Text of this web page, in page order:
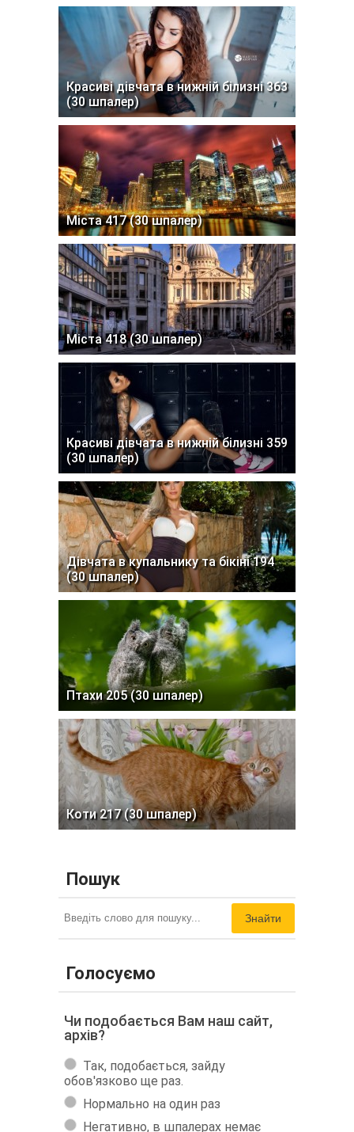
Красиві дівчата в нижній білизні 363
(30 шпалер)
Міста 417 (30 шпалер)
Міста 418 (30 шпалер)
Красиві дівчата в нижній білизні 359
(30 шпалер)
Дівчата в купальнику та бікіні 194
(30 шпалер)
Птахи 205 (30 шпалер)
Коти 217 (30 шпалер)
Пошук
Знайти
Голосуємо
Чи подобається Вам наш сайт,
архів?
Так, подобається, зайду
обов'язково ще раз.
Нормально на один раз
Негативно, в шпалерах немає